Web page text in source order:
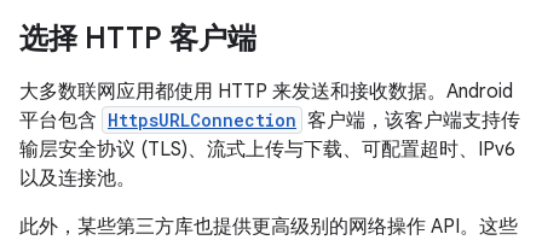
选择 HTTP 客户端
大多数联网应用都使用 HTTP 来发送和接收数据。Android
平台包含 HttpsURLConnection 客户端，该客户端支持传
输层安全协议 (TLS)、流式上传与下载、可配置超时、IPv6
以及连接池。
此外，某些第三方库也提供更高级别的网络操作 API。这些